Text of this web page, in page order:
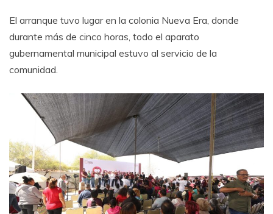
El arranque tuvo lugar en la colonia Nueva Era, donde
durante más de cinco horas, todo el aparato
gubernamental municipal estuvo al servicio de la
comunidad.